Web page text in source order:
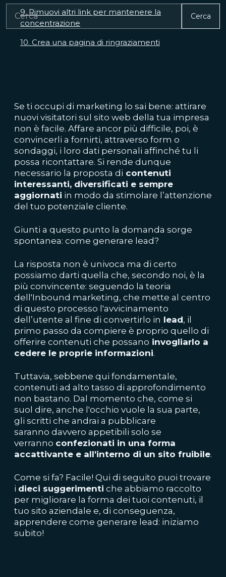
Cerca
9. Rimuovi altri link per mantenere la
concentrazione
10. Crea una pagina di ringraziamenti
Se ti occupi di marketing lo sai bene: attirare
nuovi visitatori sul sito web della tua impresa
non è facile. Affare ancor più difficile, poi, è
convincerli a fornirti, attraverso form o
sondaggi, i loro dati personali affinché tu li
possa ricontattare. Si rende dunque
necessario la proposta di contenuti
interessanti, diversificati e sempre
aggiornati in modo da stimolare l’attenzione
del tuo potenziale cliente.
Giunti a questo punto la domanda sorge
spontanea: come generare lead?
La risposta non è univoca ma di certo
possiamo darti quella che, secondo noi, è la
più convincente: seguendo la teoria
dell'Inbound marketing, che mette al centro
di questo processo l'avvicinamento
dell’utente al fine di convertirlo in lead, il
primo passo da compiere è proprio quello di
offerire contenuti che possano invogliarlo a
cedere le proprie informazioni.
Tuttavia, sebbene qui fondamentale,
contenuti ad alto tasso di approfondimento
non bastano. Dal momento che, come si
suol dire, anche l'occhio vuole la sua parte,
gli scritti che andrai a pubblicare
saranno davvero appetibili solo se
verranno confezionati in una forma
accattivante e all'interno di un sito fruibile.
Come si fa? Facile! Qui di seguito puoi trovare
i dieci suggerimenti che abbiamo raccolto
per migliorare la forma dei tuoi contenuti, il
tuo sito aziendale e, di conseguenza,
apprendere come generare lead: iniziamo
subito!